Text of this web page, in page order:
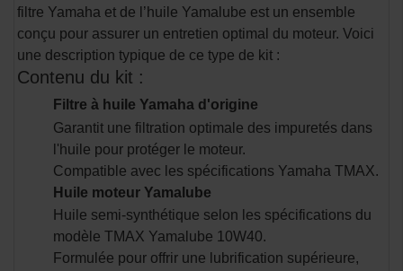
filtre Yamaha et de l’huile Yamalube est un ensemble
conçu pour assurer un entretien optimal du moteur. Voici
une description typique de ce type de kit :
Contenu du kit :
Filtre à huile Yamaha d'origine
Garantit une filtration optimale des impuretés dans
l'huile pour protéger le moteur.
Compatible avec les spécifications Yamaha TMAX.
Huile moteur Yamalube
Huile semi-synthétique selon les spécifications du
modèle TMAX Yamalube 10W40.
Formulée pour offrir une lubrification supérieure,